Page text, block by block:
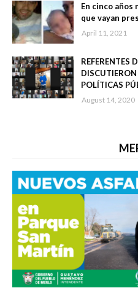
En cinco años
que vayan
April 11, 2021
REFERENTES
POLÍTICAS
August 14, 2020